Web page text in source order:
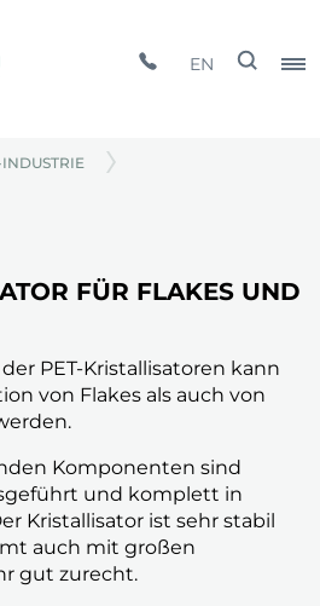
EN
FÜR FLAKES UND
PET-Kristallisatoren kann
von Flakes als auch von
Komponenten sind
und komplett in
Kristallisator ist sehr stabil
auch mit großen
gut zurecht.